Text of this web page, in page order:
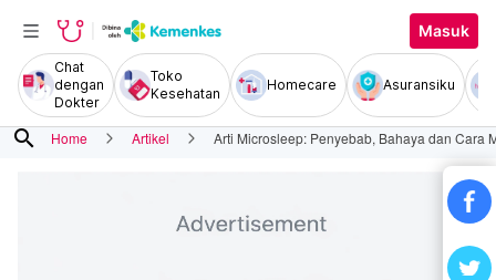
Masuk
Chat
dengan
Dokter
Toko
Kesehatan
Homecare Asuransiku
search Home Artikel Arti Microsleep: Penyebab, Bahaya dan Cara